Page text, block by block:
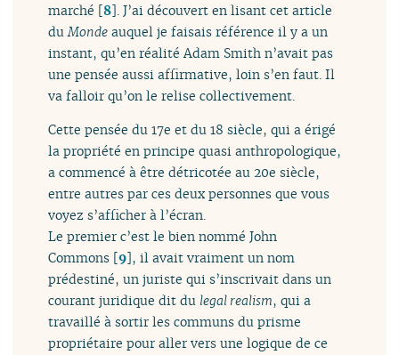
marché [8]. J’ai découvert en lisant cet article
duMonde auquel je faisais référence il y a un
instant, qu’en réalité Adam Smith n’avait pas
une pensée aussi affirmative, loin s’en faut. Il
va falloir qu’on le relise collectivement.
Cette pensée du 17e et du 18 siècle, qui a érigé
la propriété en principe quasi anthropologique,
a commencé à être détricotée au 20e siècle,
entre autres par ces deux personnes que vous
voyez s’afficher à l’écran.
Le premier c’est le bien nommé John
Commons [9], il avait vraiment un nom
prédestiné, un juriste qui s’inscrivait dans un
courant juridique dit du legal realism, qui a
travaillé à sortir les communs du prisme
propriétaire pour aller vers une logique de ce